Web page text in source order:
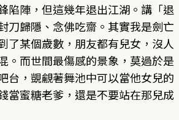
陷陣，但這幾年退出江湖。講「退
刀歸隱、念佛吃齋。其實我是劍亡
了某個歲數，朋友都有兒女，沒人
。而世間最傷感的景象，莫過於是
台，覬覦著舞池中可以當他女兒的
當蜜糖老爹，還是不要站在那兒成